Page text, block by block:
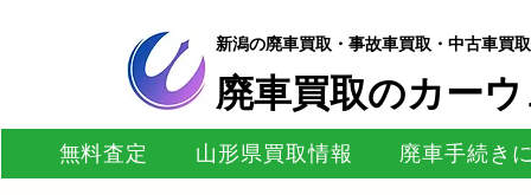
新潟の廃車買取・事故車買取・中古車買
廃車買取のカー
無料査定 山形県買取情報 廃車手続き